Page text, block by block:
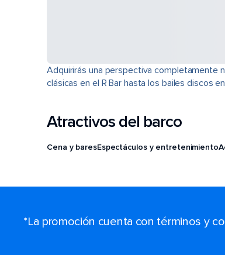
Adquirirás una perspectiva completamente
clásicas en el R Bar hasta los bailes discos
Atractivos del barco
Cena y baresEspectáculos y entretenimiento
*La promoción cuenta con términos y